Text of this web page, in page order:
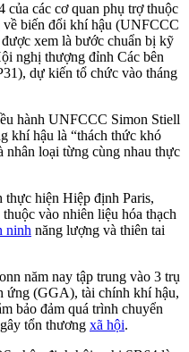
các cơ quan phụ trợ thuộc
về biến đổi khí hậu (UNFCCC
xem là bước chuẩn bị kỹ
nghị thượng đỉnh Các bên
dự kiến tổ chức vào tháng
hành UNFCCC Simon Stiell
khí hậu là “thách thức khó
nhân loại từng cùng nhau thực
thực hiện Hiệp định Paris,
vào nhiên liệu hóa thạch
ninh năng lượng và thiên tai
năm nay tập trung vào 3 trụ
ứng (GGA), tài chính khí hậu,
bảo đảm quá trình chuyển
tổn thương xã hội.